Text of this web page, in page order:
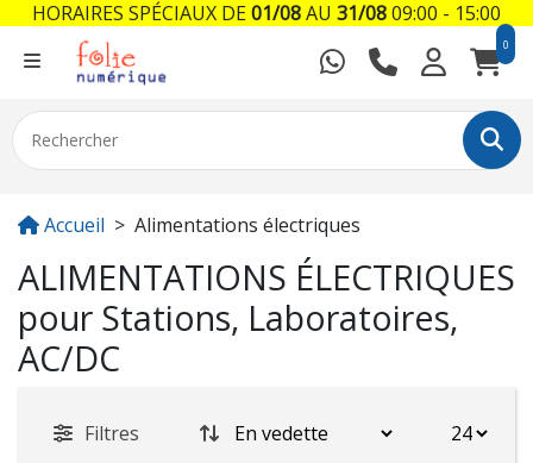
0
Accueil Alimentations électriques
ALIMENTATIONS ÉLECTRIQUES
pour Stations, Laboratoires,
AC/DC
Filtres
HORAIRES SPÉCIAUX DE01/08AU 31/0809:00 - 15:00